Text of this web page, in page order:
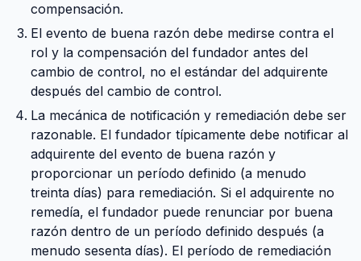
compensación.
El evento de buena razón debe medirse contra el
rol y la compensación del fundador antes del
cambio de control, no el estándar del adquirente
después del cambio de control.
La mecánica de notificación y remediación debe ser
razonable. El fundador típicamente debe notificar al
adquirente del evento de buena razón y
proporcionar un período definido (a menudo
treinta días) para remediación. Si el adquirente no
remedía, el fundador puede renunciar por buena
razón dentro de un período definido después (a
menudo sesenta días). El período de remediación